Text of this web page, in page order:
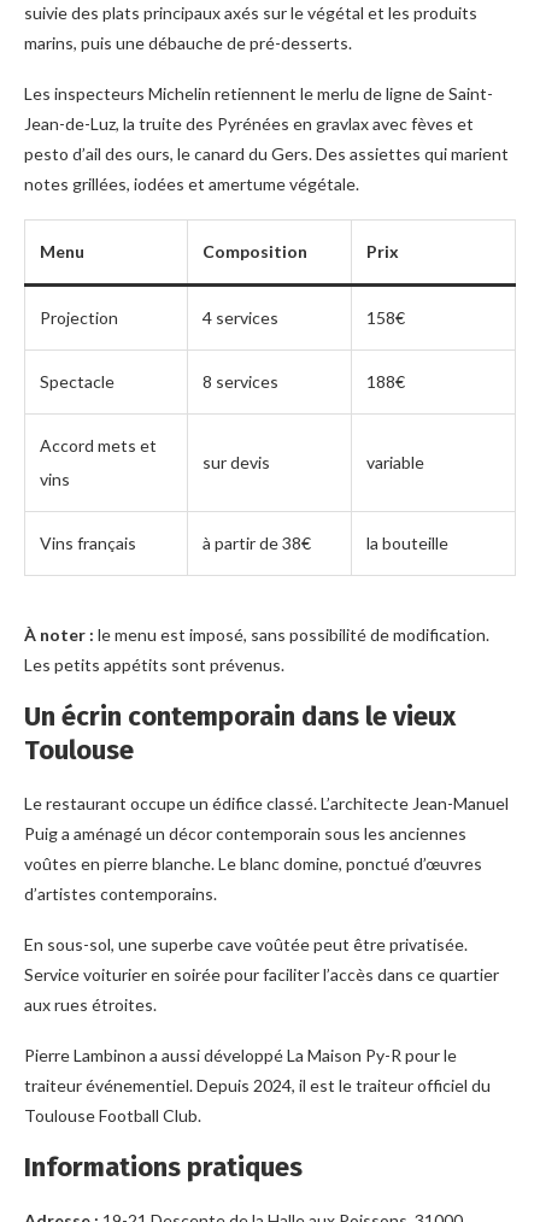
suivie des plats principaux axés sur le végétal et les produits
marins, puis une débauche de pré-desserts.
Les inspecteurs Michelin retiennent le merlu de ligne de Saint-
Jean-de-Luz, la truite des Pyrénées en gravlax avec fèves et
pesto d’ail des ours, le canard du Gers. Des assiettes qui marient
notes grillées, iodées et amertume végétale.
Menu Composition Prix
Projection 4 services 158€
Spectacle 8 services 188€
Accord mets et
vins
sur devis variable
Vins français à partir de 38€ la bouteille
À noter : le menu est imposé, sans possibilité de modification.
Les petits appétits sont prévenus.
Un écrin contemporain dans le vieux
Toulouse
Le restaurant occupe un édifice classé. L’architecte Jean-Manuel
Puig a aménagé un décor contemporain sous les anciennes
voûtes en pierre blanche. Le blanc domine, ponctué d’œuvres
d’artistes contemporains.
En sous-sol, une superbe cave voûtée peut être privatisée.
Service voiturier en soirée pour faciliter l’accès dans ce quartier
aux rues étroites.
Pierre Lambinon a aussi développé La Maison Py-R pour le
traiteur événementiel. Depuis 2024, il est le traiteur officiel du
Toulouse Football Club.
Informations pratiques